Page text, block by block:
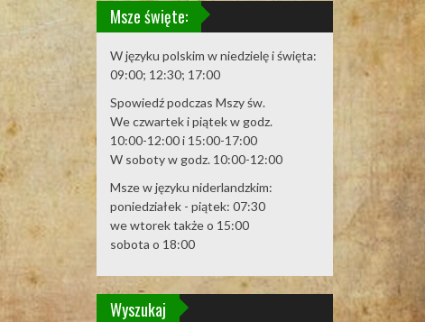
Msze święte:
W języku polskim w niedzielę i święta:
09:00; 12:30; 17:00
Spowiedź podczas Mszy św.
We czwartek i piątek w godz.
10:00-12:00 i 15:00-17:00
W soboty w godz. 10:00-12:00
Msze w języku niderlandzkim:
poniedziałek - piątek: 07:30
we wtorek także o 15:00
sobota o 18:00
Wyszukaj